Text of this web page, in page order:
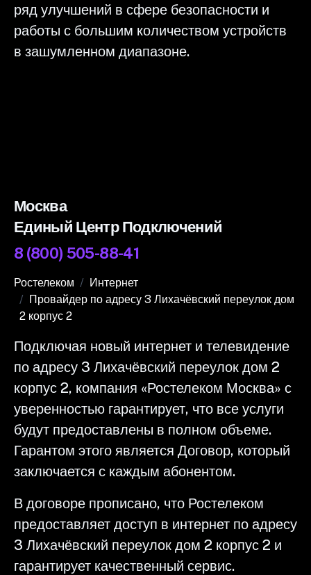
ряд улучшений в сфере безопасности и
работы с большим количеством устройств
в зашумленном диапазоне.
Москва
Единый Центр Подключений
8 (800) 505-88-41
Ростелеком
Интернет
Провайдер по адресу 3 Лихачёвский переулок дом
2 корпус 2
Подключая новый интернет и телевидение
по адресу 3 Лихачёвский переулок дом 2
корпус 2, компания «Ростелеком Москва» с
уверенностью гарантирует, что все услуги
будут предоставлены в полном объеме.
Гарантом этого является Договор, который
заключается с каждым абонентом.
В договоре прописано, что Ростелеком
предоставляет доступ в интернет по адресу
3 Лихачёвский переулок дом 2 корпус 2 и
гарантирует качественный сервис.